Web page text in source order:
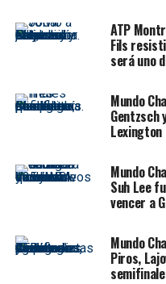
Tras esta derrota en
madrugada en la
únicos nacionales en
torneo, con el objetivo de
tras campeonar en el
de Río de Janeiro,
1000 de Cincinnati.
En octavos de final
ATP
Fils
será uno
Mundo
Gentzsch
Mundo
Suh Lee
vencer a
Mundo
Piros,